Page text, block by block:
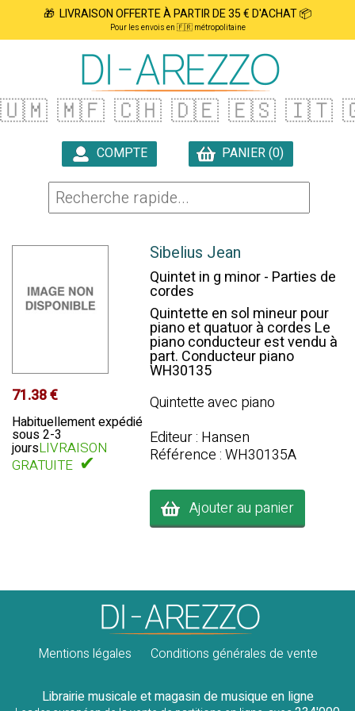
🎁 LIVRAISON OFFERTE À PARTIR DE 35 € D'ACHAT 📦
Pour les envois en 🇫🇷 métropolitaine
🇺🇲 🇲🇫 🇨🇭 🇩🇪 🇪🇸 🇮🇹
COMPTE
PANIER (0)
71.38 €
Habituellement expédié
sous 2-3
joursLIVRAISON
GRATUITE ✔
Sibelius Jean
Quintet in g minor - Parties de
cordes
Quintette en sol mineur pour
piano et quatuor à cordes Le
piano conducteur est vendu à
part. Conducteur piano
WH30135
Quintette avec piano
Editeur : Hansen
Référence : WH30135A
Ajouter au panier
Mentions légales Conditions générales de vente
Librairie musicale et magasin de musique en ligne